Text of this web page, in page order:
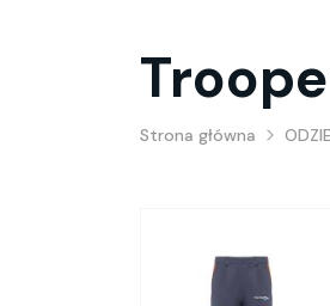
Strona główna